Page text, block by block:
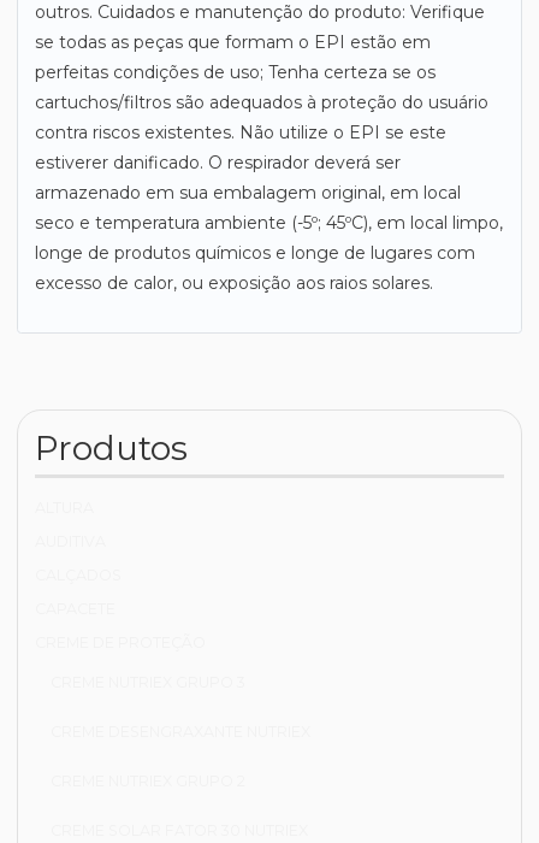
outros. Cuidados e manutenção do produto: Verifique
se todas as peças que formam o EPI estão em
perfeitas condições de uso; Tenha certeza se os
cartuchos/filtros são adequados à proteção do usuário
contra riscos existentes. Não utilize o EPI se este
estiverer danificado. O respirador deverá ser
armazenado em sua embalagem original, em local
seco e temperatura ambiente (-5º; 45ºC), em local limpo,
longe de produtos químicos e longe de lugares com
excesso de calor, ou exposição aos raios solares.
Produtos